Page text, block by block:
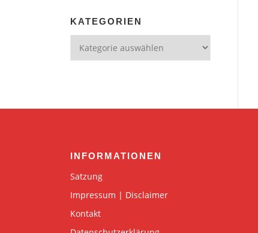
KATEGORIEN
INFORMATIONEN
Satzung
Impressum | Disclaimer
Kontakt